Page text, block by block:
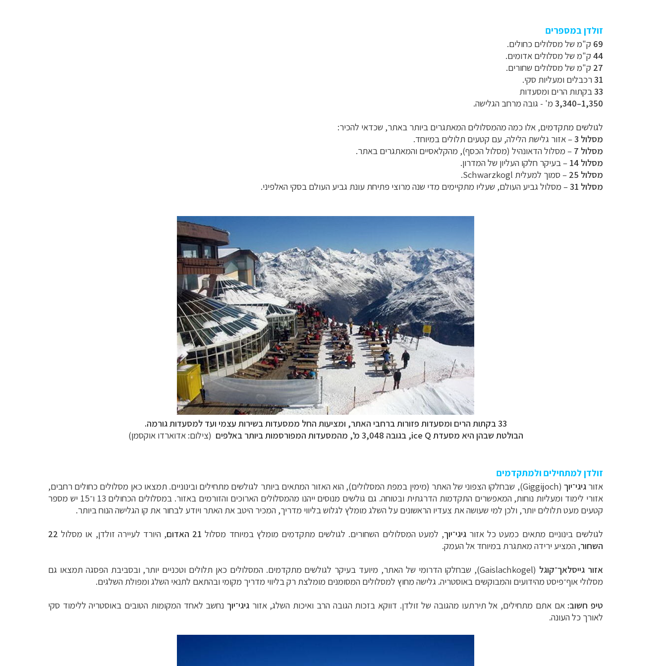
זולדן במספרים
69 ק"מ של מסלולים כחולים.
44 ק"מ של מסלולים אדומים.
27 ק"מ של מסלולים שחורים.
31רכבלים ומעליות סקי.
33בקתות הרים ומסעדות
1,350–3,340
מ' - גובה מרחב הגלישה.
לגולשים מתקדמים, אלו כמה מהמסלולים המאתגרים ביותר באתר, שכדאי להכיר:
מסלול 3
– אזור גלישת הלילה, עם קטעים תלולים במיוחד.
מסלול 7
– מסלול הדאונהיל (מסלול הכסף), מהקלאסיים והמאתגרים באתר.
מסלול 14
– בעיקר חלקו העליון של המדרון.
מסלול 25
– סמוך למעלית Schwarzkogl.
מסלול 31
– מסלול גביע העולם, שעליו מתקיימים מדי שנה מרוצי פתיחת עונת גביע העולם בסקי האלפיני.
33 בקתות הרים ומסעדות פזורות ברחבי האתר, ומציעות החל ממסעדות בשירות עצמי ועד למסעדות גורמה.
הבולטת שבהן היא מסעדת ice Q, בגובה 3,048 מ', מהמסעדות המפורסמות ביותר באלפים
(צילום: אדוארדו אוקסמן)
זולדן למתחילים ולמתקדמים
אזורגיגי־יוך
(Giggijoch), שבחלקו הצפוני של האתר (מימין במפת המסלולים), הוא האזור המתאים ביותר לגולשים מתחילים ובינוניים. תמצאו כאן מסלולים כחולים רחבים,
אזורי לימוד ומעליות נוחות, המאפשרים התקדמות הדרגתית ובטוחה. גם גולשים מנוסים ייהנו מהמסלולים הארוכים והזורמים באזור. במסלולים הכחולים 13 ו־15 יש מספר
קטעים מעט תלולים יותר, ולכן למי שעושה את צעדיו הראשונים על השלג מומלץ לגלוש בליווי מדריך, המכיר היטב את האתר ויודע לבחור את קו הגלישה הנוח ביותר.
לגולשים בינוניים מתאים כמעט כל אזורגיגי־יוך, למעט המסלולים השחורים. לגולשים מתקדמים מומלץ במיוחד מסלול 21 האדום , היורד לעיירה זולדן, או מסלול 22
השחור, המציע ירידה מאתגרת במיוחד אל העמק.
אזור גייסלאך־קוגל
(Gaislachkogel), שבחלקו הדרומי של האתר, מיועד בעיקר לגולשים מתקדמים. המסלולים כאן תלולים וטכניים יותר, ובסביבת הפסגה תמצאו גם
מסלולי אוף־פיסט מהידועים והמבוקשים באוסטריה. גלישה מחוץ למסלולים המסומנים מומלצת רק בליווי מדריך מקומי ובהתאם לתנאי השלג ומפולת השלגים.
טיפ חשוב: אם אתם מתחילים, אל תירתעו מהגובה של זולדן. דווקא בזכות הגובה הרב ואיכות השלג, אזור גיגי־יוך נחשב לאחד המקומות הטובים באוסטריה ללימוד סקי
לאורך כל העונה.